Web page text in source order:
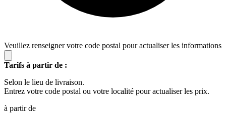
Veuillez renseigner votre code postal pour actualiser les informations
Tarifs à partir de :
Selon le lieu de livraison.
Entrez votre code postal ou votre localité pour actualiser les prix.
à partir de